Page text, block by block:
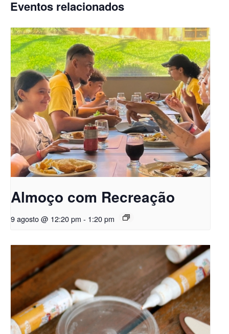
Eventos relacionados
Almoço com Recreação
9 agosto @ 12:20 pm - 1:20 pm